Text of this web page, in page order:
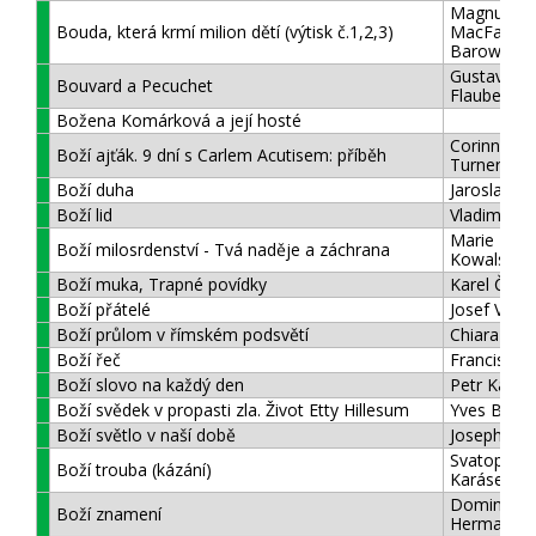
Bouda, která krmí milion dětí (výtisk č.1,2,3)
Magnus
Barow
Bouvard a Pecuchet
Gustave
Flaubert
Božena Komárková a její hosté
Boží ajťák. 9 dní s Carlem Acutisem: příběh
Corinna
Turnerová
Boží duha
Jaroslav
Boží lid
Vladimír
Boží milosrdenství - Tvá naděje a záchrana
Marie
Kowalská
Boží muka, Trapné povídky
Karel
Boží přátelé
Josef
Boží průlom v římském podsvětí
Chiara
Boží řeč
Francis S.
Boží slovo na každý den
Petr Karas
Boží svědek v propasti zla. Život Etty Hillesum
Yves
Boží světlo v naší době
Joseph
Boží trouba (kázání)
Svatopluk
Karásek
Boží znamení
Dominique
Hermant